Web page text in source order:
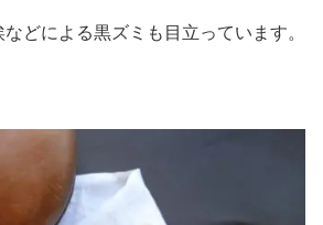
どによる黒ズミも目立っています。